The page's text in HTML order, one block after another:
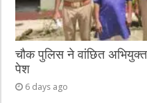
चौक पुलिस ने वांछित अभियुक्त
पेश
6 days ago